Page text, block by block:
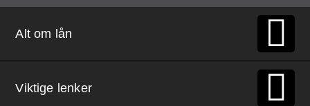
Alt om lån
Viktige lenker